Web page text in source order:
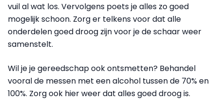
vuil al wat los. Vervolgens poets je alles zo goed
mogelijk schoon. Zorg er telkens voor dat alle
onderdelen goed droog zijn voor je de schaar weer
samenstelt.
Wil je je gereedschap ook ontsmetten? Behandel
vooral de messen met een alcohol tussen de 70% en
100%. Zorg ook hier weer dat alles goed droog is.